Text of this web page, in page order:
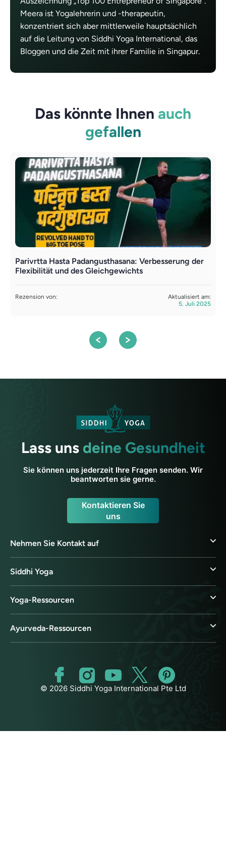
Meera ist Yogalehrerin und -therapeutin,
konzentriert sich aber mittlerweile hauptsächlich
auf die Leitung von Siddhi Yoga International, das
Bloggen und die Zeit mit ihrer Familie in Singapur.
Das könnte Ihnen auch
gefallen
Parivrtta Hasta Padangusthasana: Verbesserung der
Flexibilität und des Gleichgewichts
Rezension von:
Aktualisiert am:
5. Juli 2025
Lass uns deine Gesundheit
Sie können uns jederzeit Ihre Fragen senden. Wir
beantworten sie gerne.
Kontaktieren Sie
uns
Nehmen Sie Kontakt auf
Siddhi Yoga
Yoga-Ressourcen
Ayurveda-Ressourcen
© 2026 Siddhi Yoga International Pte Ltd